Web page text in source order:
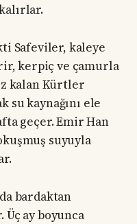
Safeviler, kaleye
kerpiç ve çamurla
kalan Kürtler
su kaynağını ele
geçer. Emir Han
suyuyla
bardaktan
Üç ay boyunca